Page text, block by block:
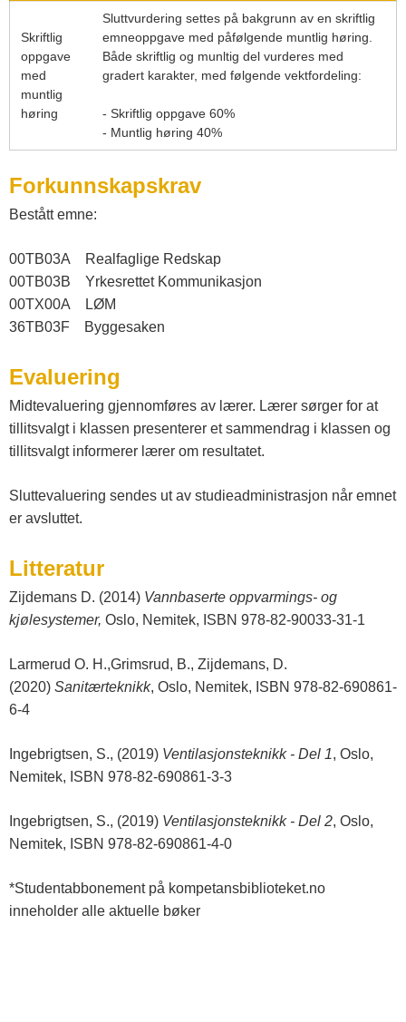
Skriftlig
oppgave
med
muntlig
høring
Sluttvurdering settes på bakgrunn av en skriftlig
emneoppgave med påfølgende muntlig høring.
Både skriftlig og munltig del vurderes med
gradert karakter, med følgende vektfordeling:
- Skriftlig oppgave 60%
- Muntlig høring 40%
Forkunnskapskrav
Bestått emne:
00TB03A Realfaglige Redskap
00TB03B Yrkesrettet Kommunikasjon
00TX00A LØM
36TB03F Byggesaken
Evaluering
Midtevaluering gjennomføres av lærer. Lærer sørger for at
tillitsvalgt i klassen presenterer et sammendrag i klassen og
tillitsvalgt informerer lærer om resultatet.
Sluttevaluering sendes ut av studieadministrasjon når emnet
er avsluttet.
Litteratur
Zijdemans D. (2014) Vannbaserte oppvarmings- og
kjølesystemer, Oslo, Nemitek, ISBN 978-82-90033-31-1
Larmerud O. H.,Grimsrud, B., Zijdemans, D.
(2020) Sanitærteknikk, Oslo, Nemitek, ISBN 978-82-690861-
6-4
Ingebrigtsen, S., (2019) Ventilasjonsteknikk - Del 1, Oslo,
Nemitek, ISBN 978-82-690861-3-3
Ingebrigtsen, S., (2019) Ventilasjonsteknikk - Del 2, Oslo,
Nemitek, ISBN 978-82-690861-4-0
*Studentabbonement på kompetansbiblioteket.no
inneholder alle aktuelle bøker